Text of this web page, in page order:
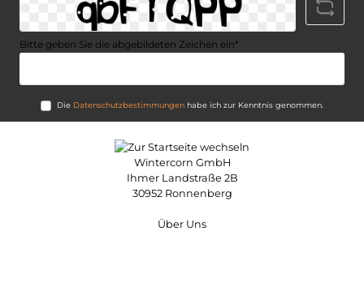
Bitte geben Sie die abgebildeten Zeichen ein*
Die Datenschutzbestimmungenhabe ich zur Kenntnis genommen.
Wintercorn GmbH
Ihmer Landstraße 2B
30952 Ronnenberg
Über Uns